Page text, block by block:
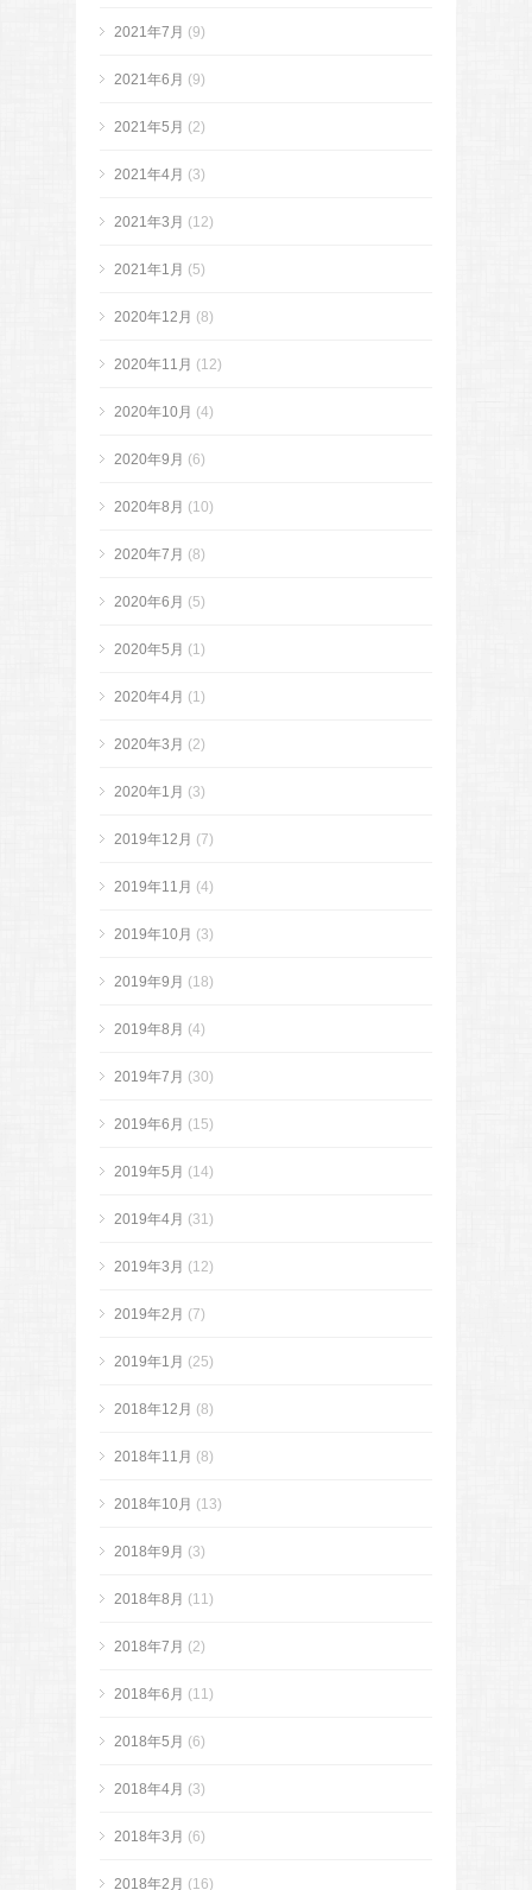
2021年7月 (9)
2021年6月 (9)
2021年5月 (2)
2021年4月 (3)
2021年3月 (12)
2021年1月 (5)
2020年12月 (8)
2020年11月 (12)
2020年10月 (4)
2020年9月 (6)
2020年8月 (10)
2020年7月 (8)
2020年6月 (5)
2020年5月 (1)
2020年4月 (1)
2020年3月 (2)
2020年1月 (3)
2019年12月 (7)
2019年11月 (4)
2019年10月 (3)
2019年9月 (18)
2019年8月 (4)
2019年7月 (30)
2019年6月 (15)
2019年5月 (14)
2019年4月 (31)
2019年3月 (12)
2019年2月 (7)
2019年1月 (25)
2018年12月 (8)
2018年11月 (8)
2018年10月 (13)
2018年9月 (3)
2018年8月 (11)
2018年7月 (2)
2018年6月 (11)
2018年5月 (6)
2018年4月 (3)
2018年3月 (6)
2018年2月 (16)